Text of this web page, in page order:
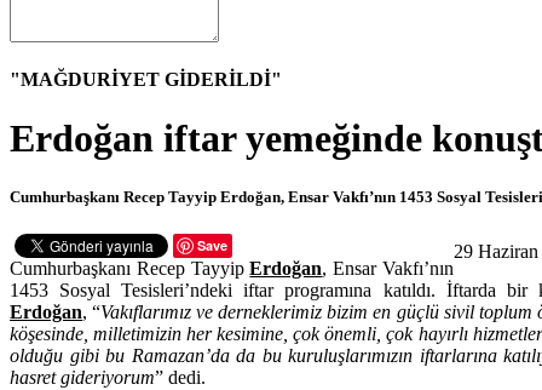
"MAĞDURİYET GİDERİLDİ"
Erdoğan iftar yemeğinde
Cumhurbaşkanı Recep Tayyip Erdoğan, Ensar Vakfı’nın 1453 Sosyal
Save
29
Cumhurbaşkanı Recep TayyipErdoğan, Ensar Vakfı’nın
1453 Sosyal Tesisleri’ndeki iftar programına katıldı. İftarda bir
Erdoğan, “Vakıflarımız ve derneklerimiz bizim en güçlü sivil
köşesinde, milletimizin her kesimine, çok önemli, çok hayırlı
olduğu gibi bu Ramazan’da da bu kuruluşlarımızın iftarlarına
hasret gideriyorum” dedi.